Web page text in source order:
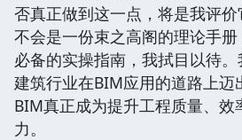
否真正做到这一点，将是我评
不会是一份束之高阁的理论手
必备的实操指南，我拭目以待
建筑行业在BIM应用的道路上迈
BIM真正成为提升工程质量、效
力。